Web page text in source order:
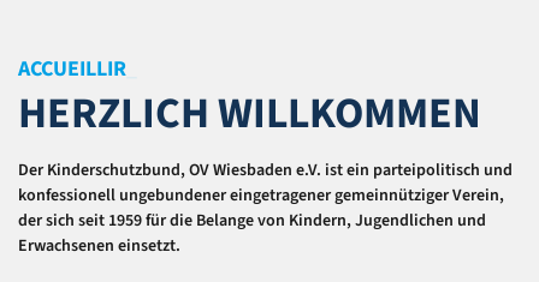
ACCUEILLIR
HERZLICH WILLKOMMEN
Der Kinderschutzbund, OV Wiesbaden e.V. ist ein parteipolitisch und
konfessionell ungebundener eingetragener gemeinnütziger Verein,
der sich seit 1959 für die Belange von Kindern, Jugendlichen und
Erwachsenen einsetzt.